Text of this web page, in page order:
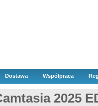
Dostawa Współpraca
2025